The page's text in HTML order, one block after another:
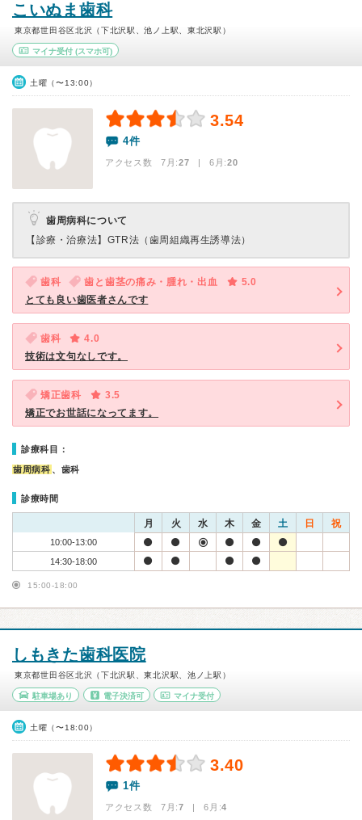
こいぬま歯科
東京都世田谷区北沢（下北沢駅、池ノ上駅、東北沢駅）
マイナ受付 (スマホ可)
土曜（〜13:00）
3.54
4件
アクセス数 7月:27 | 6月:20
歯周病科について
【診療・治療法】 GTR法（歯周組織再生誘導法）
歯科 歯と歯茎の痛み・腫れ・出血
5.0
とても良い歯医者さんです
歯科
4.0
技術は文句なしです。
矯正歯科
3.5
矯正でお世話になってます。
診療科目：
歯周病科 、歯科
診療時間
月 火 水 木 金 土 日 祝
10:00-13:00
14:30-18:00
15:00-18:00
しもきた歯科医院
東京都世田谷区北沢（下北沢駅、東北沢駅、池ノ上駅）
駐車場あり 電子決済可 マイナ受付
土曜（〜18:00）
3.40
1件
アクセス数 7月:7 | 6月:4